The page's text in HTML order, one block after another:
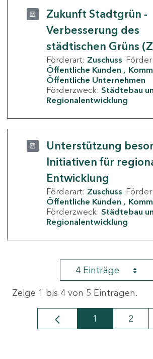
Zukunft Stadtgrün -
Verbesserung des
städtischen Grüns
Förderart: Zuschuss
Öffentliche Kunden
Öffentliche Unternehmen
Förderzweck: Städtebau
Regionalentwicklung
Unterstützung
Initiativen für
Entwicklung
Förderart: Zuschuss
Öffentliche Kunden
Förderzweck: Städtebau
Regionalentwicklung
4 Einträge
Zeige 1 bis 4 von 5 Einträgen.
Seite
1 Seite
2